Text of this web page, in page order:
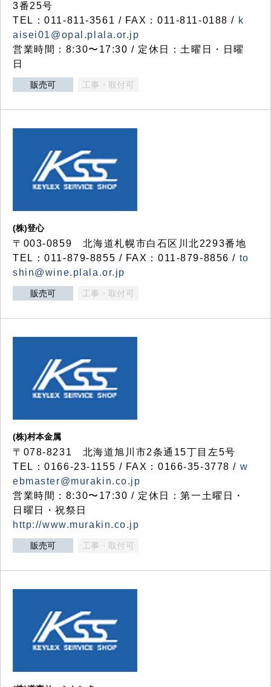
3番25号
TEL：011-811-3561 / FAX：011-811-0188 / k
aisei01@opal.plala.or.jp
営業時間：8:30〜17:30 / 定休日：土曜日・日曜
日
販売可 工事・取付可
(株)登心
〒003-0859 北海道札幌市白石区川北2293番地
TEL：011-879-8855 / FAX：011-879-8856 / to
shin@wine.plala.or.jp
販売可 工事・取付可
(株)村本金属
〒078-8231 北海道旭川市2条通15丁目左5号
TEL：0166-23-1155 / FAX：0166-35-3778 / w
ebmaster@murakin.co.jp
営業時間：8:30〜17:30 / 定休日：第一土曜日・
日曜日・祝祭日
http://www.murakin.co.jp
販売可 工事・取付可